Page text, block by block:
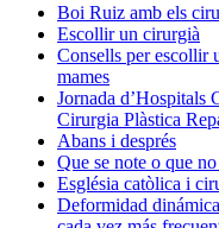
Boi Ruiz amb els
Escollir un cirurgià
Consells per escollir
mames
Jornada d’Hospitals
Cirurgia Plàstica
Abans i després
Que se note o que
Església catòlica i
Deformidad